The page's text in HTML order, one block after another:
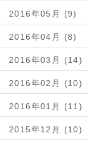
2016年05月 (9)
2016年04月 (8)
2016年03月 (14)
2016年02月 (10)
2016年01月 (11)
2015年12月 (10)